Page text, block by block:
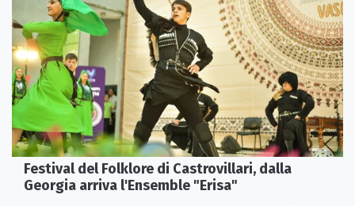
Festival del Folklore di Castrovillari, dalla
Georgia arriva l'Ensemble "Erisa"